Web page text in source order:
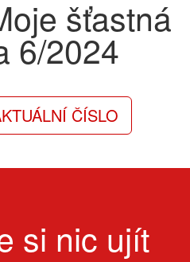
šťastná
6/2024
ČÍSLO
si nic ujít